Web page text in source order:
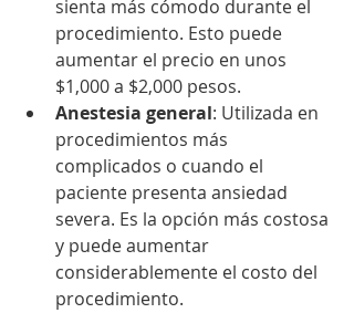
sienta más cómodo durante el
procedimiento. Esto puede
aumentar el precio en unos
$1,000 a $2,000 pesos.
Anestesia general: Utilizada en
procedimientos más
complicados o cuando el
paciente presenta ansiedad
severa. Es la opción más costosa
y puede aumentar
considerablemente el costo del
procedimiento.